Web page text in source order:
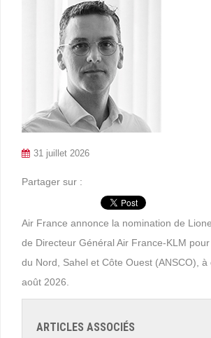
31 juillet 2026
Partager sur :
Air France annonce la nomination de
de Directeur Général Air France-KLM
du Nord, Sahel et Côte Ouest (ANSCO),
août 2026.
ARTICLES ASSOCIÉS